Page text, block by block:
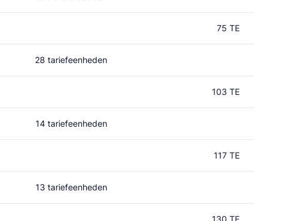
75 TE
28 tariefeenheden
103 TE
14 tariefeenheden
117 TE
13 tariefeenheden
130 TE